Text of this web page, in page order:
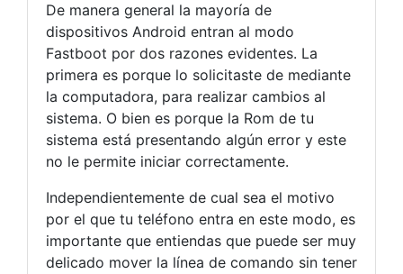
De manera general la mayoría de
dispositivos Android entran al modo
Fastboot por dos razones evidentes. La
primera es porque lo solicitaste de mediante
la computadora, para realizar cambios al
sistema. O bien es porque la Rom de tu
sistema está presentando algún error y este
no le permite iniciar correctamente.
Independientemente de cual sea el motivo
por el que tu teléfono entra en este modo, es
importante que entiendas que puede ser muy
delicado mover la línea de comando sin tener